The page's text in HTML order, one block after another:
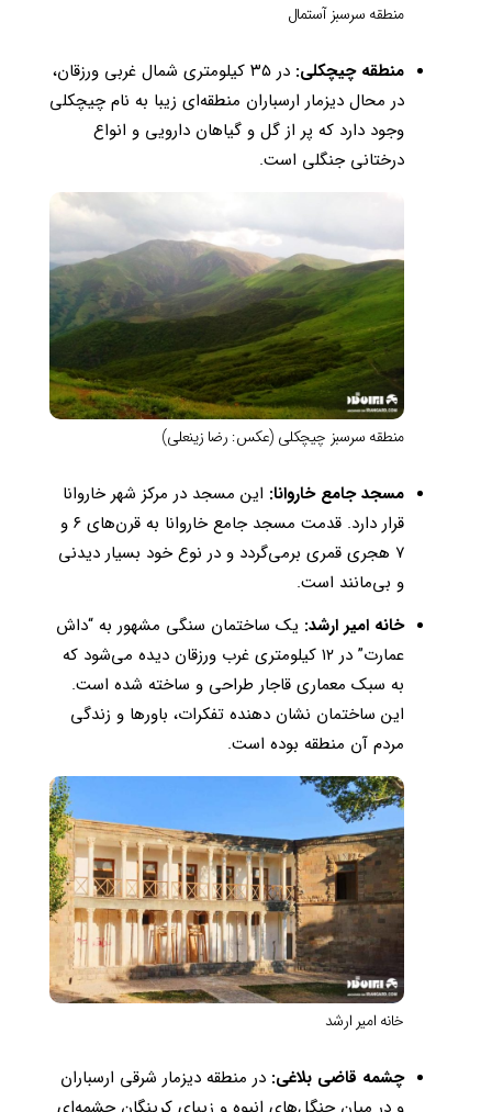
منطقه سرسبز آستمال
منطقه چیچکلی:
در ۳۵ کیلومتری شمال غربی ورزقان،
در محال دیزمار ارسباران منطقه‌ای زیبا به نام چیچکلی
وجود دارد که پر از گل و گیاهان دارویی و انواع
درختانی جنگلی است.
منطقه سرسبز چیچکلی (عکس: رضا زینعلی)
مسجد جامع خاروانا: این مسجد در مرکز شهر خاروانا
قرار دارد. قدمت مسجد جامع خاروانا به قرن‌های ۶ و
۷ هجری قمری برمی‌گردد و در نوع خود بسیار دیدنی
و بی‌مانند است.
خانه امیر ارشد: یک ساختمان سنگی مشهور به “داش
عمارت” در ۱۲ کیلومتری غرب ورزقان دیده می‌شود که
به سبک معماری قاجار طراحی و ساخته شده است.
این ساختمان نشان دهنده تفکرات، باورها و زندگی
مردم آن منطقه بوده است.
خانه امیر ارشد
چشمه قاضی بلاغی: در منطقه دیزمار شرقی ارسباران